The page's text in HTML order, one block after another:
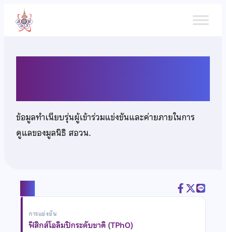
เนื้อหา
ข้อมูลทำเนียบรุ่นผู้เข้าร่วมแข่งขันและค่ายภายในการ
ดูแลของมูลนิธิ สอวน.
การแข่งขัน
ฟิสิกส์โอลิมปิกระดับชาติ (TPhO)